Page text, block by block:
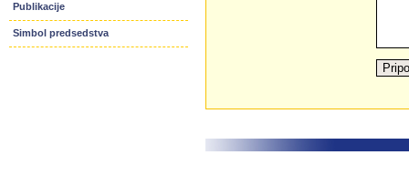
Publikacije
Simbol predsedstva